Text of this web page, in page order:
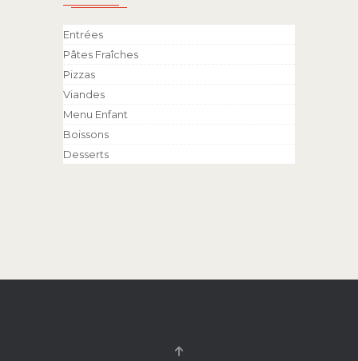
Entrées
Pâtes Fraîches
Pizzas
Viandes
Menu Enfant
Boissons
Desserts